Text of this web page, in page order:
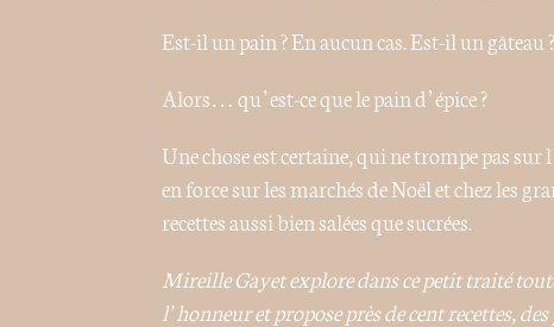
Est-il un pain ? En aucun cas. Est-il un gâteau
Alors… qu’est-ce que le pain d’épice ?
Une chose est certaine, qui ne trompe pas
en force sur les marchés de Noël et chez les
recettes aussi bien salées que sucrées.
Mireille Gayet explore dans ce petit traité
l’honneur et propose près de cent recettes,